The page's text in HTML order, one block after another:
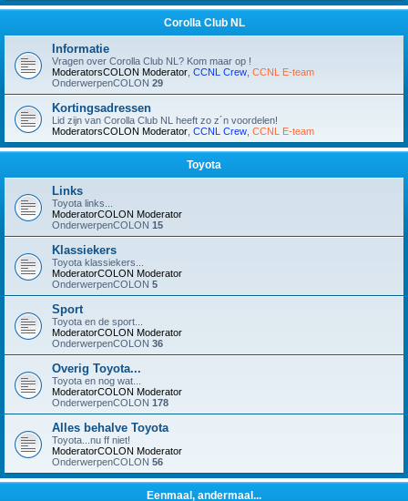
Corolla Club NL
Informatie
Vragen over Corolla Club NL? Kom maar op !
ModeratorsCOLON Moderator CCNL Crew CCNL E-team
OnderwerpenCOLON 29
Kortingsadressen
Lid zijn van Corolla Club NL heeft zo z´n voordelen!
ModeratorsCOLON Moderator CCNL Crew CCNL E-team
Toyota
Links
Toyota links...
ModeratorCOLON Moderator
OnderwerpenCOLON 15
Klassiekers
Toyota klassiekers...
ModeratorCOLON Moderator
OnderwerpenCOLON 5
Sport
Toyota en de sport...
ModeratorCOLON Moderator
OnderwerpenCOLON 36
Overig Toyota...
Toyota en nog wat...
ModeratorCOLON Moderator
OnderwerpenCOLON 178
Alles behalve Toyota
Toyota...nu ff niet!
ModeratorCOLON Moderator
OnderwerpenCOLON 56
Eenmaal, andermaal...